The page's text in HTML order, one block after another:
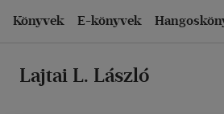
Könyvek E-könyvek
Lajtai L. László
Ár szerint csökkenő
Eladott darabszám szerint